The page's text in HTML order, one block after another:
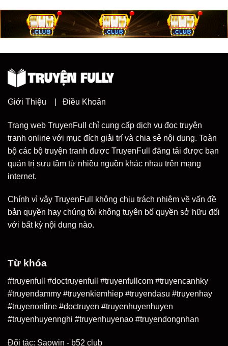
Giới Thiệu Điều Khoản
Trang web TruyenFull chỉ cung cấp dịch vụ đọc truyện
tranh online với mục đích giải trí và chia sẻ nội dung. Toàn
bộ các bộ truyện tranh được TruyenFull đăng tải được bạn
quản trị sưu tầm từ nhiều nguồn khác nhau trên mạng
internet.
Chính vì vậy TruyenFull không chịu trách nhiệm về vấn đề
bản quyền hay chúng tôi không tuyên bố quyền sở hữu đối
với bất kỳ nội dung nào.
Từ khóa
#truyenfull #doctruyenfull #truyenfullcom #truyencanhky
#truyendammy #truyenkiemhiep #truyendasu #truyenhay
#truyenonline #doctruyen #truyenhuyenhuyen
#truyenhuyennghi #truyenhuyenao #truyendongnhan
Đối tác: Saowin - b52 club